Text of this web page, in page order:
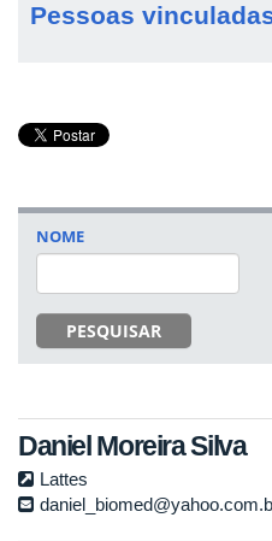
Pessoas
NOME
PESQUISAR
Daniel Moreira Silva
Lattes